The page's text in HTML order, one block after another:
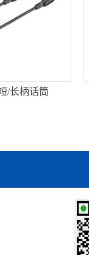
/长柄话筒